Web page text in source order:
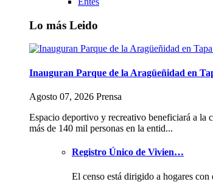
Lo más Leido
Inauguran Parque de la Aragüeñidad en
Agosto 07, 2026 Prensa
Espacio deportivo y recreativo beneficiará a la
más de 140 mil personas en la entid...
Registro Único de Vivien…
El censo está dirigido a hogares